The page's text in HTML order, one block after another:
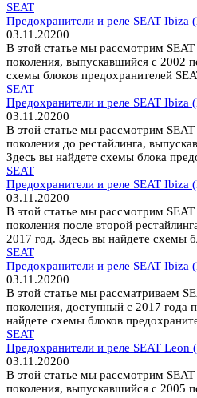
SEAT
Предохранители и реле SEAT
03.11.20200
В этой статье мы рассмотрим
поколения, выпускавшийся с 2002
схемы блоков предохранителей
SEAT
Предохранители и реле SEAT Ibiza
03.11.20200
В этой статье мы рассмотрим SEAT
поколения до рестайлинга,
Здесь вы найдете схемы блока
SEAT
Предохранители и реле SEAT Ibiza
03.11.20200
В этой статье мы рассмотрим SEAT
поколения после второй
2017 год. Здесь вы найдете схемы
SEAT
Предохранители и реле SEAT
03.11.20200
В этой статье мы рассматриваем
поколения, доступный с 2017 года
найдете схемы блоков
SEAT
Предохранители и реле SEAT
03.11.20200
В этой статье мы рассмотрим
поколения, выпускавшийся с 2005